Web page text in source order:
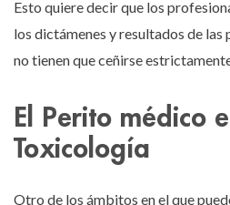
Esto quiere decir que los
los dictámenes y resultados de
no tienen que ceñirse
El Perito médico
Toxicología
Otro de los ámbitos en el que